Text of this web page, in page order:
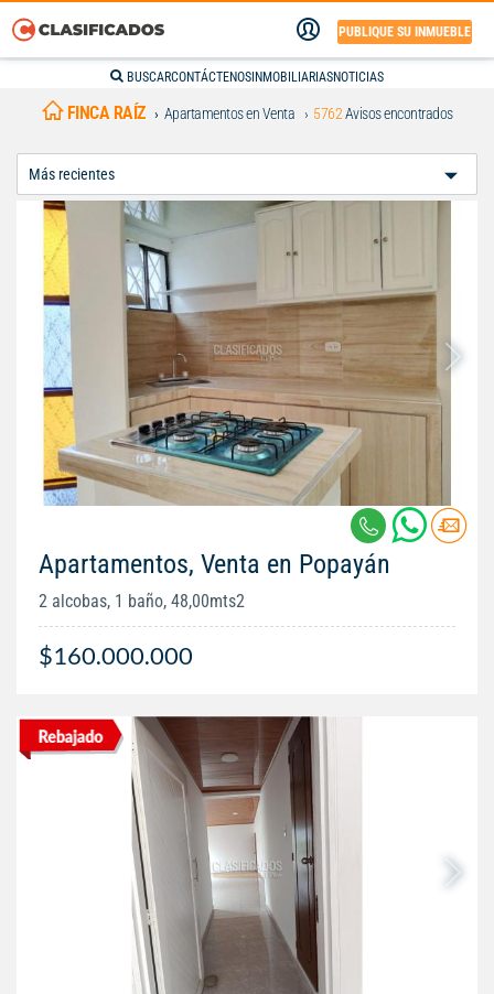
PUBLIQUE SU INMUEBLE
BUSCARCONTÁCTENOS INMOBILIARIASNOTICIAS
FINCA RAÍZ Apartamentos en Venta 5762Avisos encontrados
Apartamentos, Venta en Popayán
2 alcobas, 1 baño, 48,00mts2
$160.000.000